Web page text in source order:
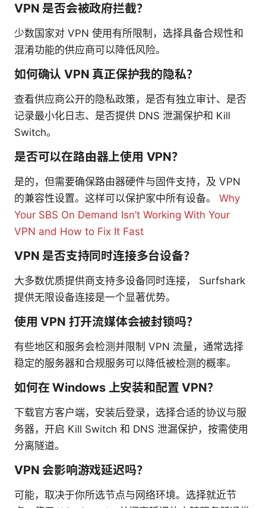
VPN 是否会被政府拦截？
少数国家对 VPN 使用有所限制，选择具备合规性和
混淆功能的供应商可以降低风险。
如何确认 VPN 真正保护我的隐私？
查看供应商公开的隐私政策，是否有独立审计、是否
记录最小化日志、是否提供 DNS 泄漏保护和 Kill
Switch。
是否可以在路由器上使用 VPN？
是的，但需要确保路由器硬件与固件支持，及 VPN
的兼容性设置。这样可以保护家中所有设备。 Why
Your SBS On Demand Isn’t Working With Your
VPN and How to Fix It Fast
VPN 是否支持同时连接多台设备？
大多数优质提供商支持多设备同时连接， Surfshark
提供无限设备连接是一个显著优势。
使用 VPN 打开流媒体会被封锁吗？
有些地区和服务会检测并限制 VPN 流量，通常选择
稳定的服务器和合规服务可以降低被检测的概率。
如何在 Windows 上安装和配置 VPN？
下载官方客户端，安装后登录，选择合适的协议与服
务器，开启 Kill Switch 和 DNS 泄漏保护，按需使用
分离隧道。
VPN 会影响游戏延迟吗？
可能，取决于你所选节点与网络环境。选择就近节